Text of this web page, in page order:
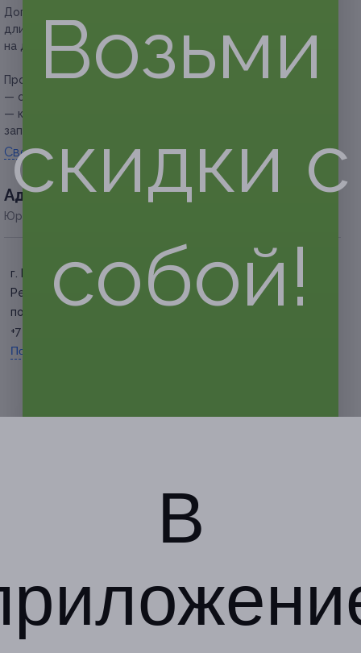
Дополнительно оплачивается на месте:
длины волос ниже плеч — 200 руб. (купон действует
на длину волос до плеч).
Прочие условия:
— обязательна предварительная запись по телефону;
— клиент обязан сообщить об отмене или переносе
записи не менее чем за 12 часов.
Свернуть
Адресa
Юридическая информация о партнёре
г. Барнаул, ул. Союза
Республик, д. 17
по предварительной записи
+7 (962) 794-63-65
Показать номер телефона
Возьми
скидки с
собой!
В